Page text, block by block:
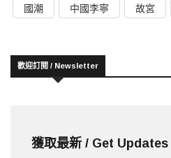
國潮
中國李寧 故宮
歡迎訂閱 / Newsletter
獲取最新 / Get Updates